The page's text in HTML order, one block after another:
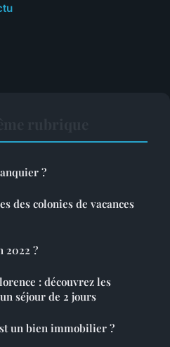
?
des colonies de vacances
2022 ?
: découvrez les
séjour de 2 jours
un bien immobilier ?